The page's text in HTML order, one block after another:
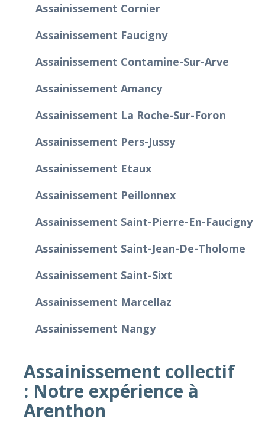
Assainissement Cornier
Assainissement Faucigny
Assainissement Contamine-Sur-Arve
Assainissement Amancy
Assainissement La Roche-Sur-Foron
Assainissement Pers-Jussy
Assainissement Etaux
Assainissement Peillonnex
Assainissement Saint-Pierre-En-Faucigny
Assainissement Saint-Jean-De-Tholome
Assainissement Saint-Sixt
Assainissement Marcellaz
Assainissement Nangy
Assainissement collectif
: Notre expérience à
Arenthon